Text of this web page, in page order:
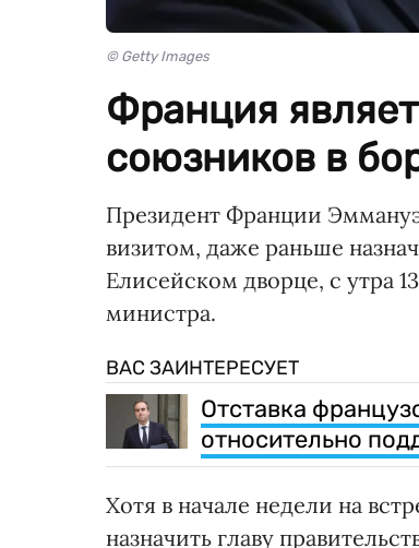
© Getty Images
Франция
союзников в
Президент Франции
визитом, даже раньше
Елисейском дворце, с утра
министра.
ВАС ЗАИНТЕРЕСУЕТ
Отставка
относительно
Хотя в начале недели на
назначить главу